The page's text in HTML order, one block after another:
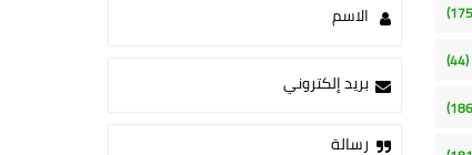
(44)
الاسم
بريد إلكتروني
رسالة